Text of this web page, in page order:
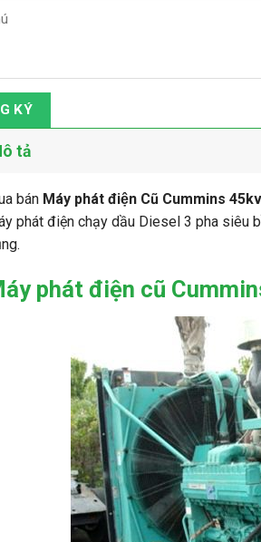
KÝ
tả
bán Máy phát điện Cũ Cummins
phát điện chạy dầu Diesel 3 pha siêu
phát điện cũ